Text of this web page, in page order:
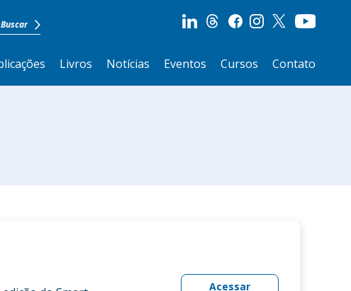
Livros Notícias Eventos Cursos Contato
Acessar